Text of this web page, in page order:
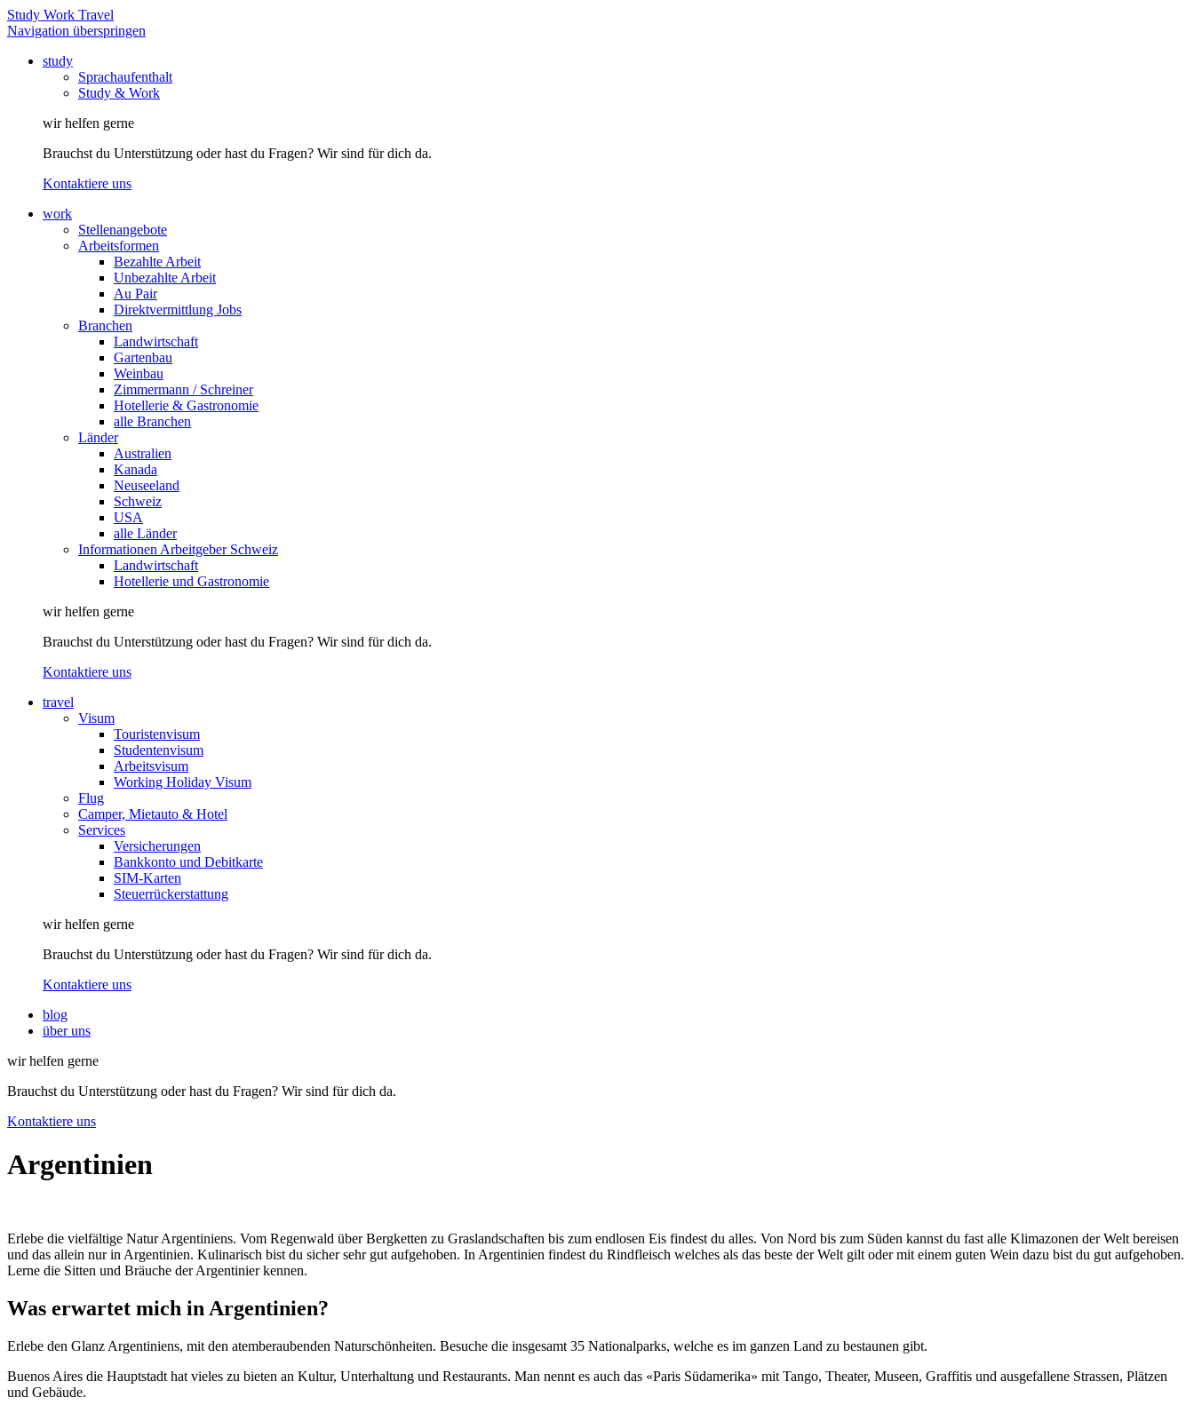
Study Work Travel
Navigation überspringen
study
Sprachaufenthalt
Study & Work
wir helfen gerne
Brauchst du Unterstützung oder hast du Fragen? Wir sind für dich da.
Kontaktiere uns
work
Stellenangebote
Arbeitsformen
Bezahlte Arbeit
Unbezahlte Arbeit
Au Pair
Direktvermittlung Jobs
Branchen
Landwirtschaft
Gartenbau
Weinbau
Zimmermann / Schreiner
Hotellerie & Gastronomie
alle Branchen
Länder
Australien
Kanada
Neuseeland
Schweiz
USA
alle Länder
Informationen Arbeitgeber Schweiz
Landwirtschaft
Hotellerie und Gastronomie
wir helfen gerne
Brauchst du Unterstützung oder hast du Fragen? Wir sind für dich da.
Kontaktiere uns
travel
Visum
Touristenvisum
Studentenvisum
Arbeitsvisum
Working Holiday Visum
Flug
Camper, Mietauto & Hotel
Services
Versicherungen
Bankkonto und Debitkarte
SIM-Karten
Steuerrückerstattung
wir helfen gerne
Brauchst du Unterstützung oder hast du Fragen? Wir sind für dich da.
Kontaktiere uns
blog
über uns
wir helfen gerne
Brauchst du Unterstützung oder hast du Fragen? Wir sind für dich da.
Kontaktiere uns
Argentinien
Erlebe die vielfältige Natur Argentiniens. Vom Regenwald über Bergketten zu Graslandschaften bis zum endlosen Eis findest du alles. Von Nord bis zum Süden kannst du fast alle Klimazonen der Welt bereisen
und das allein nur in Argentinien. Kulinarisch bist du sicher sehr gut aufgehoben. In Argentinien findest du Rindfleisch welches als das beste der Welt gilt oder mit einem guten Wein dazu bist du gut aufgehoben.
Lerne die Sitten und Bräuche der Argentinier kennen.
Was erwartet mich in Argentinien?
Erlebe den Glanz Argentiniens, mit den atemberaubenden Naturschönheiten. Besuche die insgesamt 35 Nationalparks, welche es im ganzen Land zu bestaunen gibt.
Buenos Aires die Hauptstadt hat vieles zu bieten an Kultur, Unterhaltung und Restaurants. Man nennt es auch das «Paris Südamerika» mit Tango, Theater, Museen, Graffitis und ausgefallene Strassen, Plätzen
und Gebäude.